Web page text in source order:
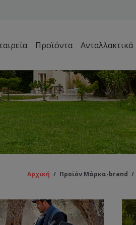
Προϊόντα Ανταλλακτικά
Αρχική / Προϊόν Μάρκα-brand /